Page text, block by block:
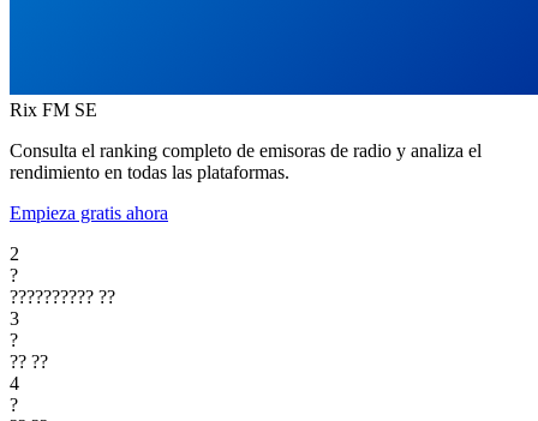
Rix FM SE
Consulta el ranking completo de emisoras de radio y analiza el
rendimiento en todas las plataformas.
Empieza gratis ahora
2
?
?????????? ??
3
?
?? ??
4
?